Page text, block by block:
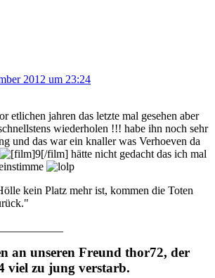
2012 um 23:24
etlichen jahren das letzte mal gesehen aber
wiederholen !!! habe ihn noch sehr
und das war ein knaller was Verhoeven da
hätte nicht gedacht das ich mal
kein Platz mehr ist, kommen die Toten
an unseren Freund thor72, der
viel zu jung verstarb.